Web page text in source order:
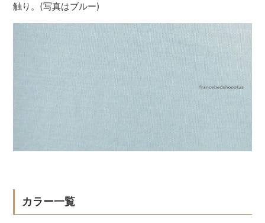
触り。(写真はブルー)
カラー一覧